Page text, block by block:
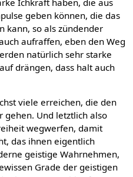
geben können, die das
kann, so als zündender
aufraffen, eben den Weg
natürlich sehr starke
drängen, dass halt auch
viele erreichen, die den
gehen. Und letztlich also
wegwerfen, damit
das ihnen eigentlich
geistige Wahrnehmen,
Grade der geistigen